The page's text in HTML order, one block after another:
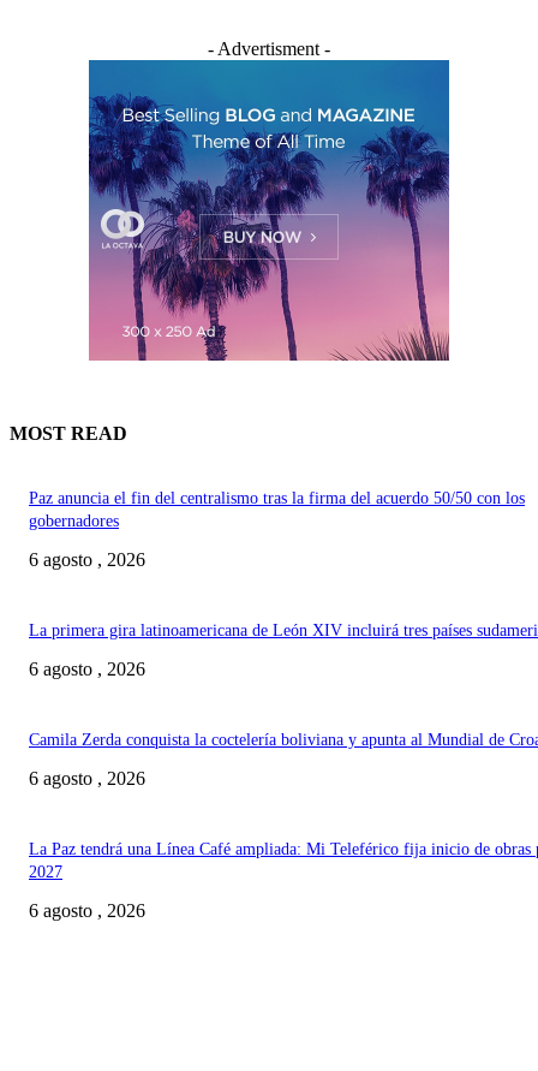
- Advertisment -
MOST READ
Paz anuncia el fin del centralismo tras la firma del acuerdo 50/50 con los
gobernadores
6 agosto , 2026
La primera gira latinoamericana de León XIV incluirá tres países
6 agosto , 2026
Camila Zerda conquista la coctelería boliviana y apunta al Mundial de
6 agosto , 2026
La Paz tendrá una Línea Café ampliada: Mi Teleférico fija inicio de obras
2027
6 agosto , 2026